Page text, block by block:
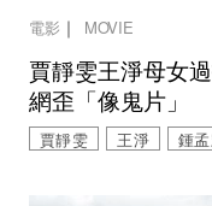
電影 ｜ MOVIE
賈靜雯王淨母女
網歪「像鬼片」
賈靜雯 王淨 鍾